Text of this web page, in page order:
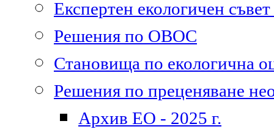
Експертен екологичен
Решения по ОВОС
Становища по екологична
Решения по преценяване
Архив ЕО - 2025 г.